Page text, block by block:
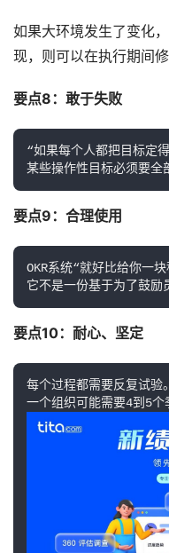
如果大环境发生了变化
现，则可以在执行期间
要点8：敢于失败
“如果每个人都把目标定
某些操作性目标必须要全
要点9：合理使用
OKR系统“就好比给你
它不是一份基于为了鼓励
要点10：耐心、坚定
每个过程都需要反复试